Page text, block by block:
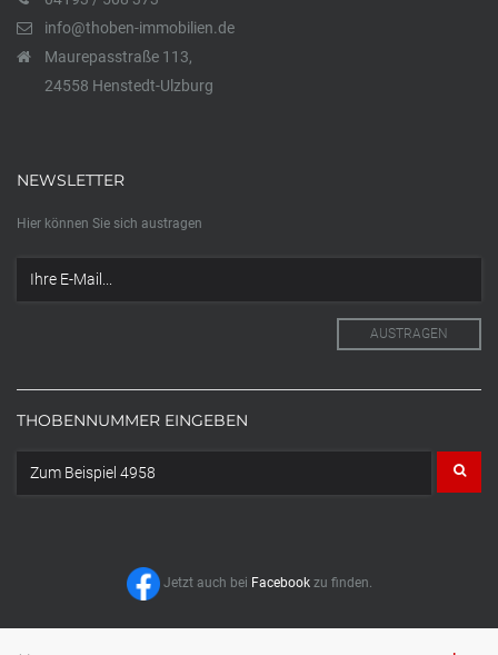
info@thoben-immobilien.de
Maurepasstraße 113,
24558 Henstedt-Ulzburg
NEWSLETTER
Hier können Sie sich austragen
THOBENNUMMER EINGEBEN
Jetzt auch bei Facebookzu finden.